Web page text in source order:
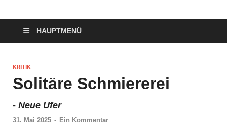
Ducksch Spielt
HAUPTMENÜ
KRITIK
Solitäre Schmiererei
- Neue Ufer
31. Mai 2025 - Ein Kommentar